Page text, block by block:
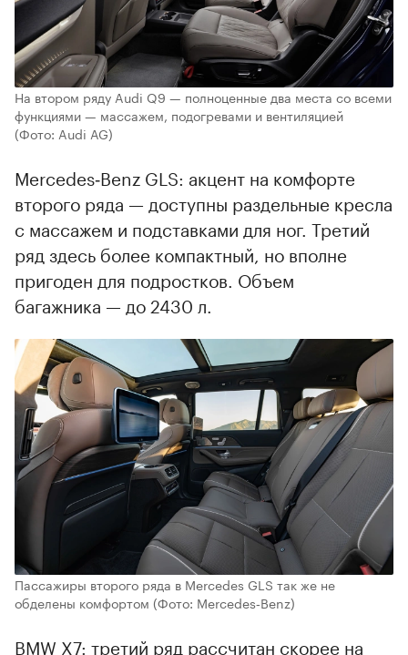
На втором ряду Audi Q9 — полноценные два места со всеми
функциями — массажем, подогревами и вентиляцией
(Фото: Audi AG)
Mercedes‑Benz GLS: акцент на комфорте
второго ряда — доступны раздельные кресла
с массажем и подставками для ног. Третий
ряд здесь более компактный, но вполне
пригоден для подростков. Объем
багажника — до 2430 л.
Пассажиры второго ряда в Mercedes GLS так же не
обделены комфортом (Фото: Mercedes‑Benz)
BMW X7: третий ряд рассчитан скорее на